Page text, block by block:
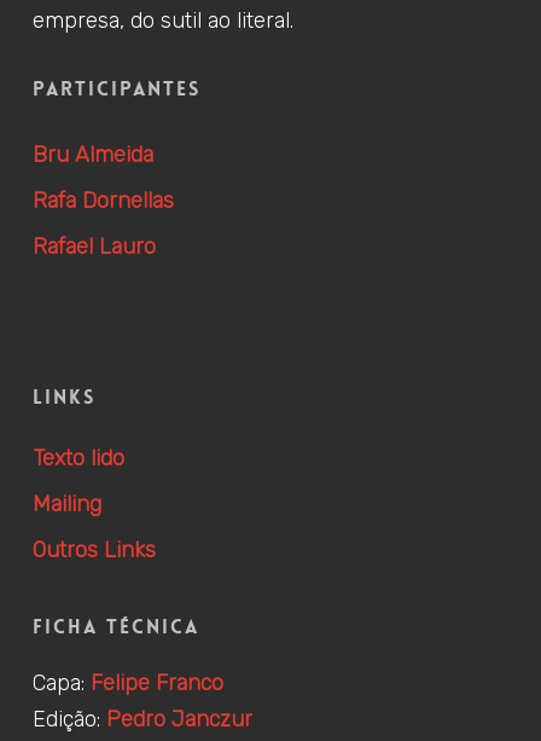
empresa, do sutil ao literal.
Participantes
Bru Almeida
Rafa Dornellas
Rafael Lauro
Links
Texto lido
Mailing
Outros Links
Ficha Técnica
Capa: Felipe Franco
Edição: Pedro Janczur